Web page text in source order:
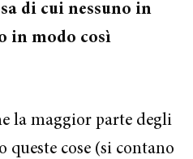
di cui nessuno in
in modo così
la maggior parte degli
queste cose (si contano